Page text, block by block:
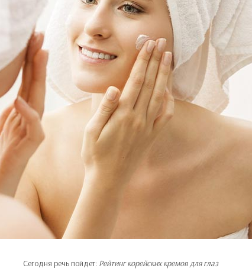
Сегодня речь пойдет: Рейтинг корейских кремов для глаз